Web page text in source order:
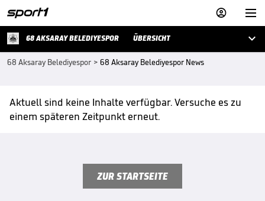


68 AKSARAY BELEDIYESPOR ÜBERSICHT 
68 Aksaray Belediyespor > 68 Aksaray Belediyespor News
Aktuell sind keine Inhalte verfügbar. Versuche es zu
einem späteren Zeitpunkt erneut.
ZUR STARTSEITE